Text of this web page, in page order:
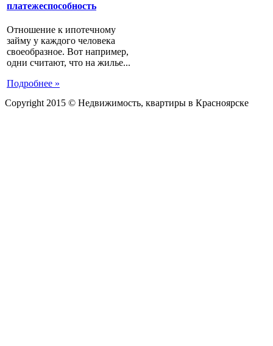
платежеспособность
Отношение к ипотечному
займу у каждого человека
своеобразное. Вот например,
одни считают, что на жилье...
Подробнее »
Copyright 2015 © Недвижимость, квартиры в Красноярске